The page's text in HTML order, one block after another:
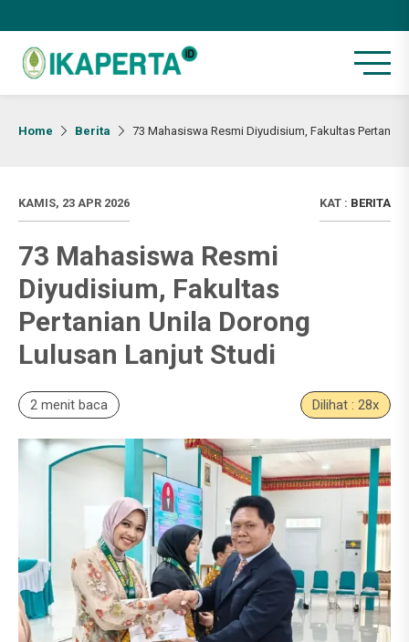
Home Berita 73 Mahasiswa Resmi Diyudisium, Fakultas
KAMIS, 23 APR 2026 KAT : BERITA
73 Mahasiswa Resmi
Diyudisium, Fakultas
Pertanian Unila Dorong
Lulusan Lanjut Studi
2 menit baca Dilihat : 28x